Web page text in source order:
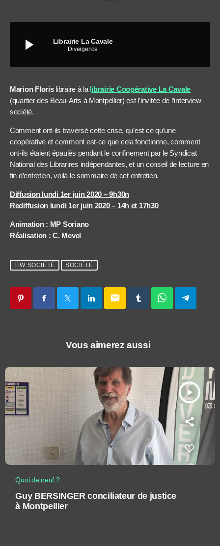
play_arrow Librairie La Cavale
Divergence
Marion Florislibraire à lalibrairie Coopérative La Cavale
(quartier des Beau-Arts à Montpellier) est l’invitée de l’interview
société.
Comment ont-ils traversé cette crise, qu’est ce qu’une
coopérative et comment est-ce que cela fonctionne, comment
ont-ils étaient épaulés pendant le confinement par le Syndicat
National des Librarires indépendantes, et un conseil de lecture en
fin d’entretien, voilà le sommaire de cet entretien.
Diffusion lundi 1er juin 2020 – 9h30n
Rediffusion lundi 1er juin 2020 – 14h et 17h30
Animation : MP Soriano
Réalisation : C. Mevel
ITW SOCIÉTÉ SOCIÉTÉ
email
Vous aimerez aussi
play_arrow
Quoi de neuf ?
Guy BERSINGER conciliateur de justice
à Montpellier